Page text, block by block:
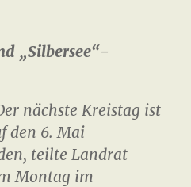
„Silbersee“-
nächste Kreistag ist
den 6. Mai
teilte Landrat
Montag im